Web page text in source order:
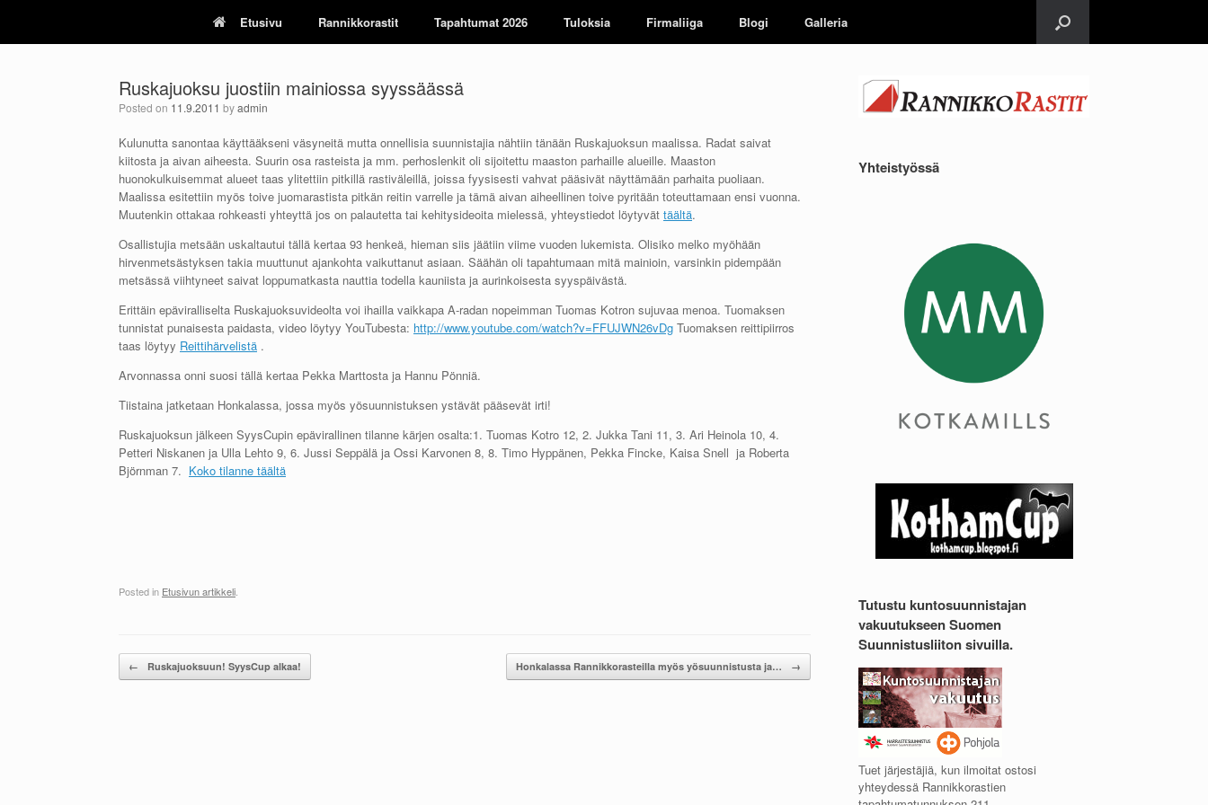
content
Etusivu Rannikkorastit Tapahtumat 2026 Tuloksia Firmaliiga Blogi Galleria
Ruskajuoksu juostiin mainiossa syyssäässä
Posted on 11.9.2011 byadmin
Kulunutta sanontaa käyttääkseni väsyneitä mutta onnellisia suunnistajia nähtiin tänään Ruskajuoksun maalissa. Radat saivat
kiitosta ja aivan aiheesta. Suurin osa rasteista ja mm. perhoslenkit oli sijoitettu maaston parhaille alueille. Maaston
huonokulkuisemmat alueet taas ylitettiin pitkillä rastiväleillä, joissa fyysisesti vahvat pääsivät näyttämään parhaita puoliaan.
Maalissa esitettiin myös toive juomarastista pitkän reitin varrelle ja tämä aivan aiheellinen toive pyritään toteuttamaan ensi vuonna.
Muutenkin ottakaa rohkeasti yhteyttä jos on palautetta tai kehitysideoita mielessä, yhteystiedot löytyvät täältä.
Osallistujia metsään uskaltautui tällä kertaa 93 henkeä, hieman siis jäätiin viime vuoden lukemista. Olisiko melko myöhään
hirvenmetsästyksen takia muuttunut ajankohta vaikuttanut asiaan. Säähän oli tapahtumaan mitä mainioin, varsinkin pidempään
metsässä viihtyneet saivat loppumatkasta nauttia todella kauniista ja aurinkoisesta syyspäivästä.
Erittäin epäviralliselta Ruskajuoksuvideolta voi ihailla vaikkapa A-radan nopeimman Tuomas Kotron sujuvaa menoa. Tuomaksen
tunnistat punaisesta paidasta, video löytyy YouTubesta: http://www.youtube.com/watch?v=FFUJWN26vDg Tuomaksen reittipiirros
taas löytyy Reittihärvelistä .
Arvonnassa onni suosi tällä kertaa Pekka Marttosta ja Hannu Pönniä.
Tiistaina jatketaan Honkalassa, jossa myös yösuunnistuksen ystävät pääsevät irti!
Ruskajuoksun jälkeen SyysCupin epävirallinen tilanne kärjen osalta:1. Tuomas Kotro 12, 2. Jukka Tani 11, 3. Ari Heinola 10, 4.
Petteri Niskanen ja Ulla Lehto 9, 6. Jussi Seppälä ja Ossi Karvonen 8, 8. Timo Hyppänen, Pekka Fincke, Kaisa Snell ja Roberta
Björnman 7. Koko tilanne täältä
Posted in Etusivun artikkeli
Post navigation
← Ruskajuoksuun! SyysCup alkaa! Honkalassa Rannikkorasteilla myös yösuunnistusta ja… →
Yhteistyössä
Tutustu kuntosuunnistajan
vakuutukseen Suomen
Suunnistusliiton sivuilla.
Tuet järjestäjiä, kun ilmoitat ostosi
yhteydessä Rannikkorastien